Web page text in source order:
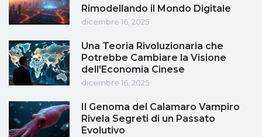
Rimodellando il Mondo Digitale
dicembre 16, 2025
Una Teoria Rivoluzionaria che
Potrebbe Cambiare la Visione
dell'Economia Cinese
dicembre 16, 2025
Il Genoma del Calamaro Vampiro
Rivela Segreti di un Passato
Evolutivo